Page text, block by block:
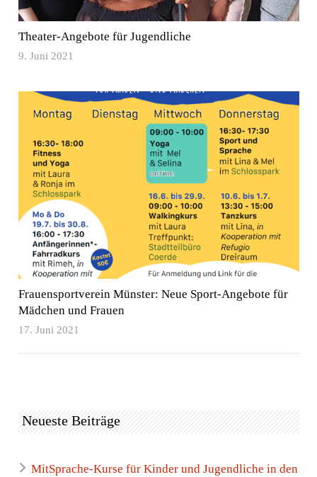
Theater-Angebote für Jugendliche
9. Juni 2021
Frauensportverein Münster: Neue Sport-Angebote für
Mädchen und Frauen
17. Juni 2021
Neueste Beiträge
MitSprache-Kurse für Kinder und Jugendliche in den